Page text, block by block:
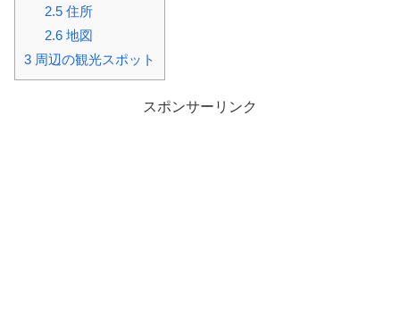
2.5住所
2.6地図
3 周辺の観光スポット
スポンサーリンク